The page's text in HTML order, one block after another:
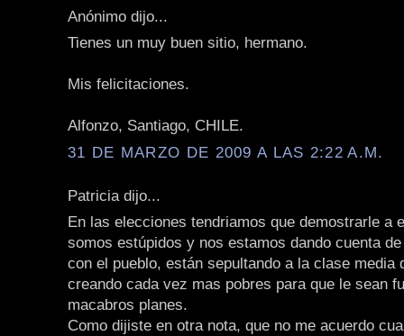
Anónimo dijo...
Tienes un muy buen sitio, hermano.
Mis felicitaciones.
Alfonzo, Santiago, CHILE.
31 DE MARZO DE 2009 A LAS 2:22 A.M.
Patricia dijo...
En las elecciones tendriamos que demostrarle a
somos estúpidos y nos estamos dando cuenta
con el pueblo, están sepultando a la clase media
creando cada vez mas pobres para que le sean
macabros planes.
Como dijiste en otra nota, que no me acuerdo